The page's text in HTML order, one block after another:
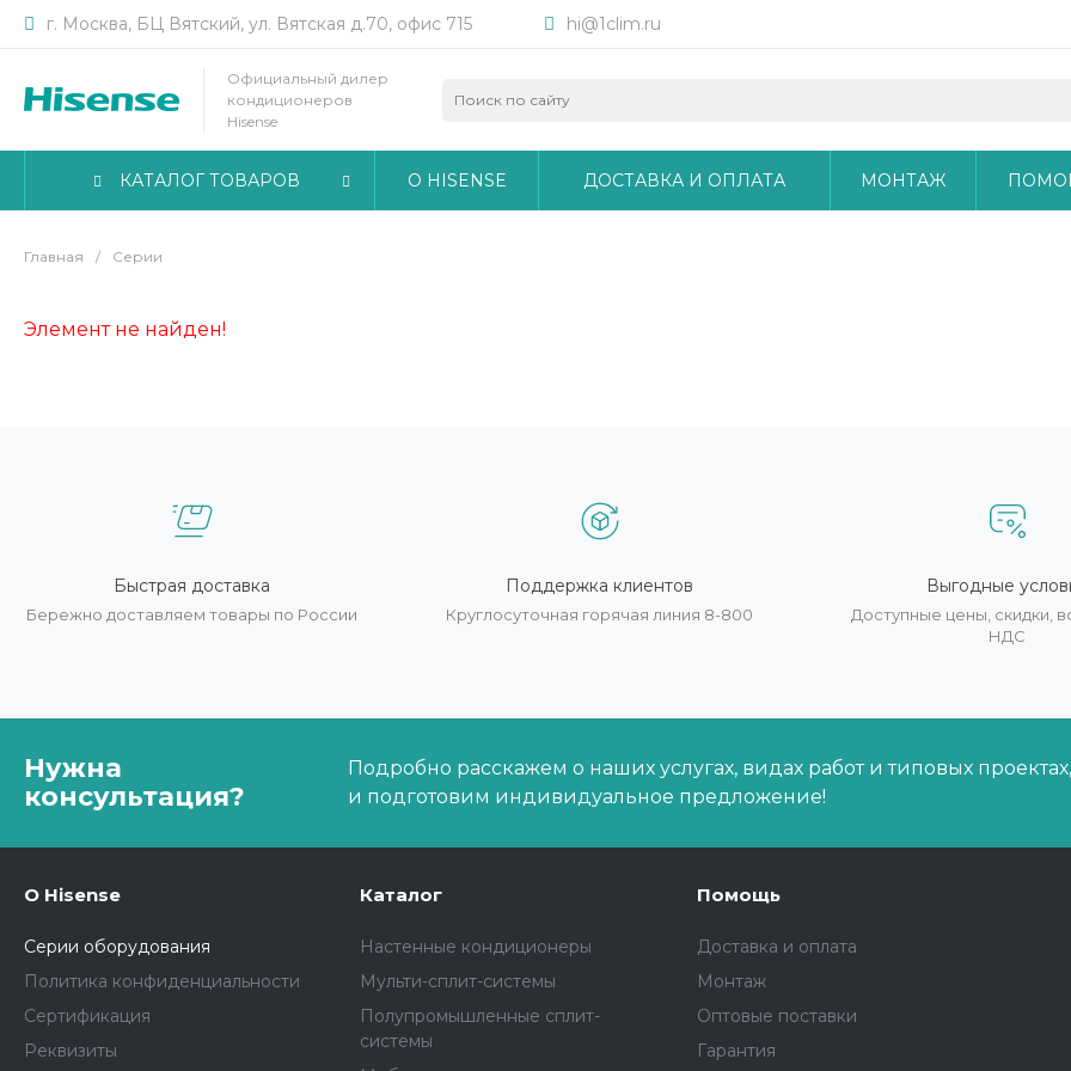
г. Москва, БЦ Вятский, ул. Вятская д.70, офис 715 hi@1clim.ru
Официальный дилер
кондиционеров
Hisense
КАТАЛОГ ТОВАРОВ О HISENSE ДОСТАВКА И ОПЛАТА МОНТАЖ
Главная / Серии
Элемент не найден!
Быстрая доставка
Бережно доставляем товары по России
Поддержка клиентов
Круглосуточная горячая линия 8-800
Выгодные
Доступные цены, скидки,
НДС
Нужна
консультация?
Подробно расскажем о наших услугах, видах работ и типовых
и подготовим индивидуальное предложение!
О Hisense
Серии оборудования
Политика конфиденциальности
Сертификация
Реквизиты
Каталог
Настенные кондиционеры
Мульти-сплит-системы
Полупромышленные сплит-
системы
Помощь
Доставка и оплата
Монтаж
Оптовые поставки
Гарантия